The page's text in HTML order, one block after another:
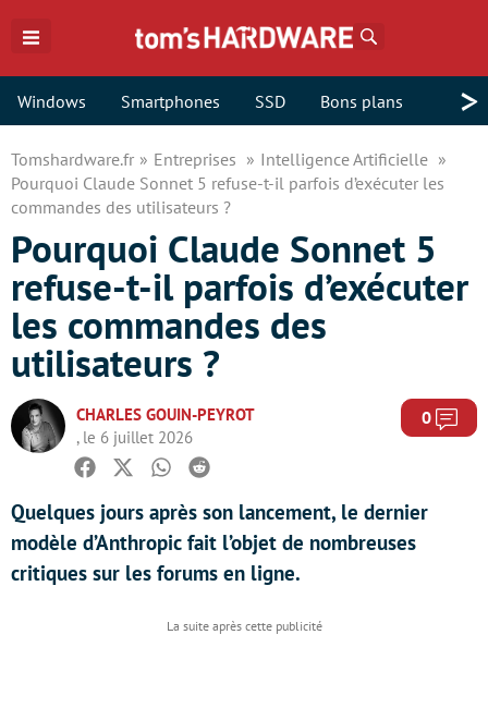
Windows Smartphones SSD Bons plans >
Tomshardware.fr Entreprises
Intelligence Artificielle
Pourquoi Claude Sonnet 5 refuse-t-il parfois d’exécuter les
commandes des utilisateurs ?
Pourquoi Claude Sonnet 5
refuse-t-il parfois d’exécuter
les commandes des
utilisateurs ?
CHARLES GOUIN-PEYROT
, le 6 juillet 2026
0
Facebook
TwitterWhatsapp
Reddit
Quelques jours après son lancement, le dernier
modèle d’Anthropic fait l’objet de nombreuses
critiques sur les forums en ligne.